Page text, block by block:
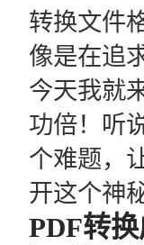
转换文件
像是在追
今天我就
功倍！听
个难题，
开这个神
PDF转